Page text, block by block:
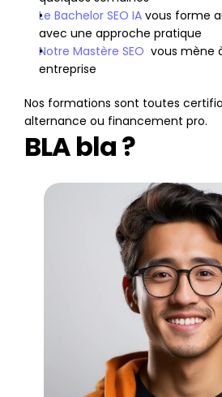
Le Bachelor SEO IA vous forme
avec une approche pratique
Notre Mastère SEO vous mène
entreprise
Nos formations sont toutes
alternance ou financement pro.
BLA bla ?